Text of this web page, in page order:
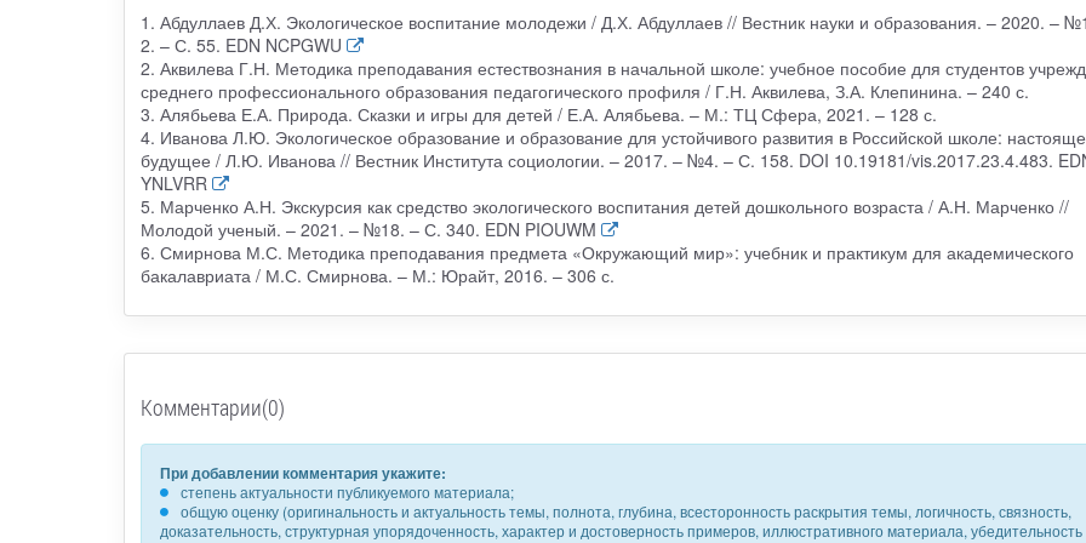
1. Абдуллаев Д.Х. Экологическое воспитание молодежи / Д.Х. Абдуллаев // Вестник науки и образования. – 2020. –
2. – С. 55. EDN NCPGWU
2. Аквилева Г.Н. Методика преподавания естествознания в начальной школе: учебное пособие для студентов
среднего профессионального образования педагогического профиля / Г.Н. Аквилева, З.А. Клепинина. – 240 с.
3. Алябьева Е.А. Природа. Сказки и игры для детей / Е.А. Алябьева. – М.: ТЦ Сфера, 2021. – 128 с.
4. Иванова Л.Ю. Экологическое образование и образование для устойчивого развития в Российской школе:
будущее / Л.Ю. Иванова // Вестник Института социологии. – 2017. – №4. – С. 158. DOI 10.19181/vis.2017.23.4.483.
YNLVRR
5. Марченко А.Н. Экскурсия как средство экологического воспитания детей дошкольного возраста / А.Н. Марченко //
Молодой ученый. – 2021. – №18. – С. 340. EDN PIOUWM
6. Смирнова М.С. Методика преподавания предмета «Окружающий мир»: учебник и практикум для академического
бакалавриата / М.С. Смирнова. – М.: Юрайт, 2016. – 306 с.
Комментарии(0)
При добавлении комментария укажите:
степень актуальности публикуемого материала;
общую оценку (оригинальность и актуальность темы, полнота, глубина, всесторонность раскрытия темы, логичность, связность,
доказательность, структурная упорядоченность, характер и достоверность примеров, иллюстративного материала, убедительность